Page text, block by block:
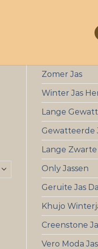
Zomer Jas
Winter Jas
Lange
Gewatteerde
Lange Zwarte
Only Jassen
Geruite Jas
Khujo
Creenstone
Vero Moda Jas